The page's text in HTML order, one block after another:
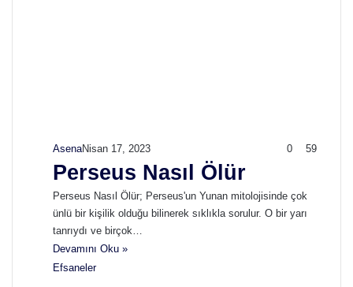
AsenaNisan 17, 2023 0 59
Perseus Nasıl Ölür
Perseus Nasıl Ölür; Perseus'un Yunan mitolojisinde çok
ünlü bir kişilik olduğu bilinerek sıklıkla sorulur. O bir yarı
tanrıydı ve birçok…
Devamını Oku »
Efsaneler